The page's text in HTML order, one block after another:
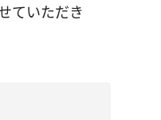
ていただき